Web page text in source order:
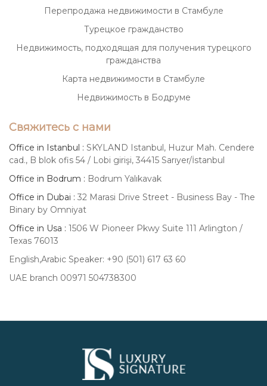
Перепродажа недвижимости в Стамбуле
Турецкое гражданство
Недвижимость, подходящая для получения турецкого
гражданства
Карта недвижимости в Стамбуле
Недвижимость в Бодруме
Свяжитесь с нами
Office in Istanbul : SKYLAND Istanbul, Huzur Mah. Cendere
cad., B blok ofis 54 / Lobi girişi, 34415 Sarıyer/İstanbul
Office in Bodrum : Bodrum Yalıkavak
Office in Dubai : 32 Marasi Drive Street - Business Bay - The
Binary by Omniyat
Office in Usa : 1506 W Pioneer Pkwy Suite 111 Arlington /
Texas 76013
English,Arabic Speaker: +90 (501) 617 63 60
UAE branch 00971 504738300